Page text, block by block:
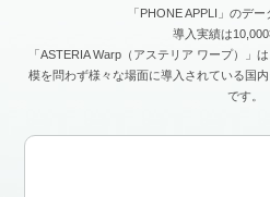
「PHONE APPLI」のデー
導入実績は10,000
「ASTERIA Warp（アステリア ワープ）」
模を問わず様々な場面に導入されている国
です。